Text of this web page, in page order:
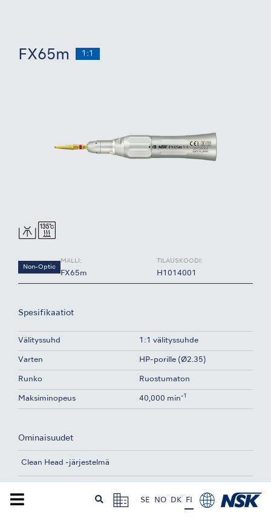
SE NO DK FI
FX65m 1:1
Non-Optic
MALLI:
FX65m
TILAUSKOODI:
H1014001
Spesifikaatiot
Välityssuhd 1:1 välityssuhde
Varten HP-porille (Ø2.35)
Runko Ruostumaton
Maksiminopeus 40,000 min-1
Ominaisuudet
Clean Head -järjestelmä